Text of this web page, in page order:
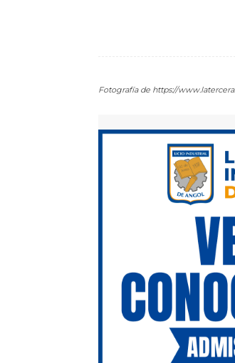
Fotografía de https://